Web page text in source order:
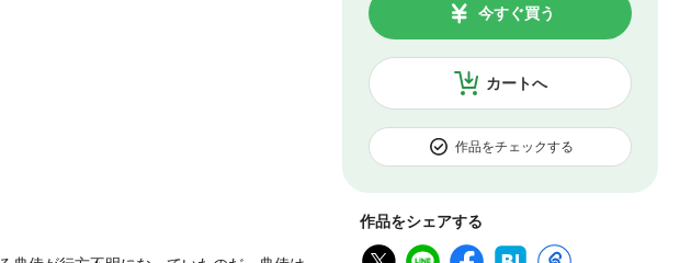
カートへ
今すぐ買う
作品をチェックする
作品をシェアする